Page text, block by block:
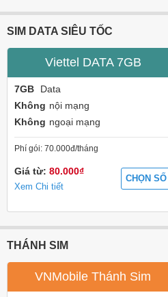
SIM DATA SIÊU TỐC
Viettel DATA 7GB
7GB
Data
Không nội mạng
Không ngoại mạng
Phí gói: 70.000đ/tháng
Giá từ: 80.000₫
Xem Chi tiết
CHỌN SỐ
THÁNH SIM
VNMobile Thánh Sim